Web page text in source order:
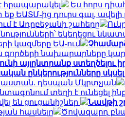
հրապարակել
Ես հորս
ԵԱՏՄ-ից դուրս գալ,
է Ադրբեջանի շահերը
եկեղեցու
կազմերը ԵԱ-ում
նախարարները
այլընտրանք ստեղծելու
ընկերությունները
դեսպան Մկրտչյան
տեղի է ունեցել
են ցուցանիշներ
Նավթի
հասնելը
Ծովազարդ